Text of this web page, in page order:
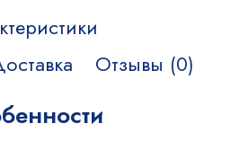
Отзывы (0)